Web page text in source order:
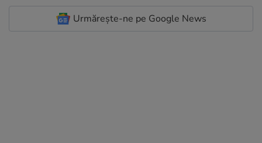
Urmărește-ne pe Google News